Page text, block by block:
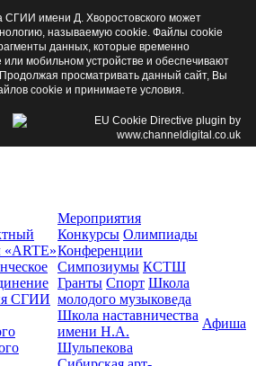
СГИИ
Мероприятия
Конкурсы Олимпиады
Конференции
Симпозиумы КСТШ
Гранты Спорт Школа
молодого музыковеда
Школа наставничества
имени Н.А.
Шульпекова
Афиша
СГИИ имени Д. Хворостовского может
называемую cookie. Файлы cookie
данных, которые временно
мобильном устройстве и обеспечивают
просматривать данный сайт, Вы
cookie и принимаете условия.